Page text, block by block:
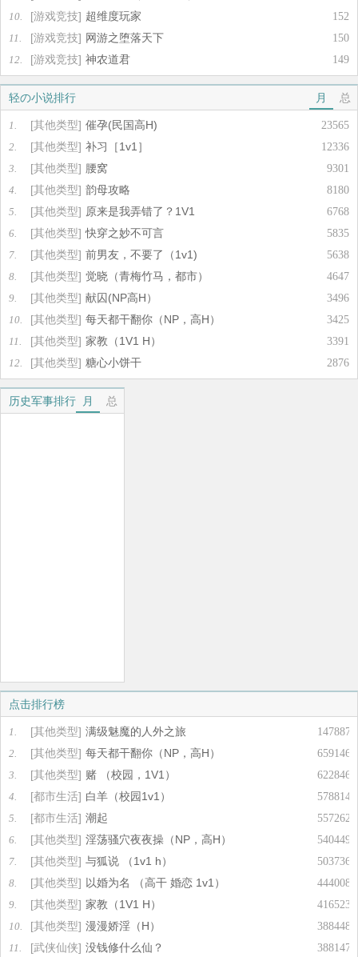
152
10. [游戏竞技] 超维度玩家
150
11. [游戏竞技] 网游之堕落天下
149
12. [游戏竞技] 神农道君
轻の小说排行 月 总
23565
1. [其他类型] 催孕(民国高H)
12336
2. [其他类型] 补习［1v1］
9301
3. [其他类型] 腰窝
8180
4. [其他类型] 韵母攻略
6768
5. [其他类型] 原来是我弄错了？1V1
5835
6. [其他类型] 快穿之妙不可言
5638
7. [其他类型] 前男友，不要了（1v1)
4647
8. [其他类型] 觉晓（青梅竹马，都市）
3496
9. [其他类型] 献囚(NP高H）
3425
10. [其他类型] 每天都干翻你（NP，高H）
3391
11. [其他类型] 家教（1V1 H）
2876
12. [其他类型] 糖心小饼干
历史军事排行 月 总
点击排行榜
1478873
1. [其他类型] 满级魅魔的人外之旅
659146
2. [其他类型] 每天都干翻你（NP，高H）
622846
3. [其他类型] 赌 （校园，1V1）
578814
4. [都市生活] 白羊（校园1v1）
557262
5. [都市生活] 潮起
540449
6. [其他类型] 淫荡骚穴夜夜操（NP，高H）
503736
7. [其他类型] 与狐说 （1v1 h）
444008
8. [其他类型] 以婚为名 （高干 婚恋 1v1）
416523
9. [其他类型] 家教（1V1 H）
388448
10. [其他类型] 漫漫娇淫（H）
388147
11. [武侠仙侠] 没钱修什么仙？